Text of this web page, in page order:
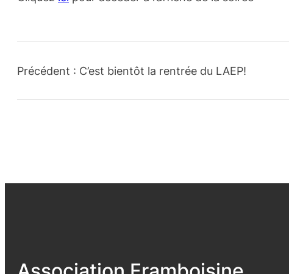
Précédent : C’est bientôt la rentrée du LAEP!